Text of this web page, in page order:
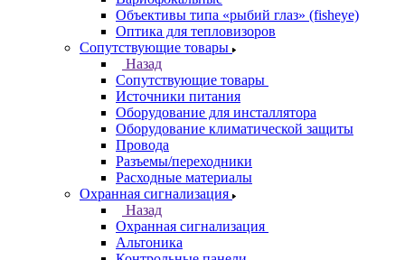
Объективы типа «рыбий глаз» (fisheye)
Оптика для тепловизоров
Сопутствующие товары
Назад
Сопутствующие товары
Источники питания
Оборудование для инсталлятора
Оборудование климатической защиты
Провода
Разъемы/переходники
Расходные материалы
Охранная сигнализация
Назад
Охранная сигнализация
Альтоника